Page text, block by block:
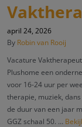
april 24, 2026
By Robin van Rooij
Vacature
Plushome een
voor 16-24 uur per
therapie, muziek,
de duur van een jaar
GGZ schaal 50. …